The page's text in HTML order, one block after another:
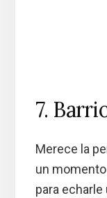
7.
Merece la
un
para echarle